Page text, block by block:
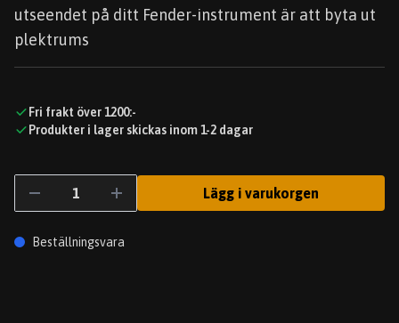
utseendet på ditt Fender-instrument är att byta ut
plektrums
Fri frakt över 1200:-
Produkter i lager skickas inom 1-2 dagar
Lägg i varukorgen
Beställningsvara